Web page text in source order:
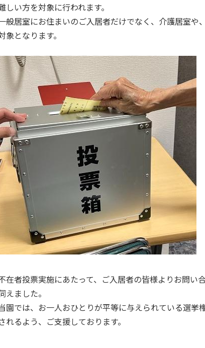
しい方を対象に行われます。
般居室にお住まいのご入居者だけでなく、介護居室や
象となります。
在者投票実施にあたって、ご入居者の皆様よりお問い
えました。
園では、お一人おひとりが平等に与えられている選挙
れるよう、ご支援しております。